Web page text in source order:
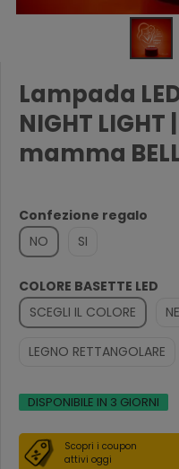
Lampada
NIGHT
mamma
Confezione regalo
NO
SI
COLORE BASETTE LED
SCEGLI IL COLORE
LEGNO RETTANGOLARE
DISPONIBILE IN 3 GIORNI
Scopri i coupon
attivi oggi